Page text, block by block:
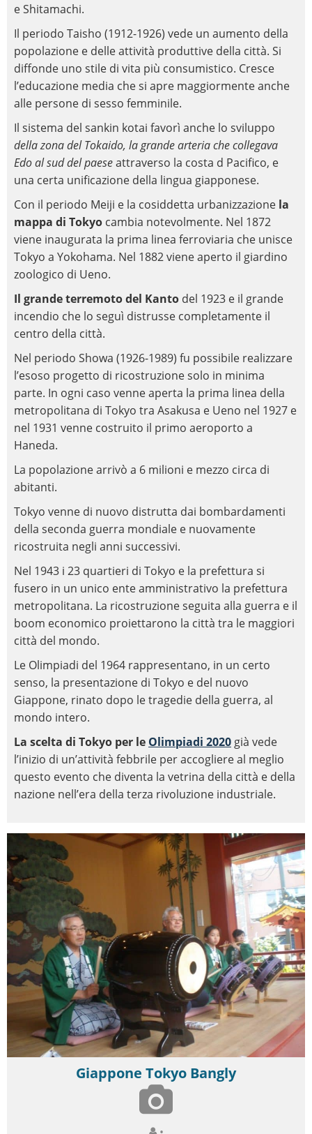
e Shitamachi.
Il periodo Taisho (1912-1926) vede un aumento della
popolazione e delle attività produttive della città. Si
diffonde uno stile di vita più consumistico. Cresce
l’educazione media che si apre maggiormente anche
alle persone di sesso femminile.
Il sistema del sankin kotai favorì anche lo sviluppo
della zona del Tokaido, la grande arteria che collegava
Edo al sud del paeseattraverso la costa d Pacifico, e
una certa unificazione della lingua giapponese.
Con il periodo Meiji e la cosiddetta urbanizzazione la
mappa di Tokyo cambia notevolmente. Nel 1872
viene inaugurata la prima linea ferroviaria che unisce
Tokyo a Yokohama. Nel 1882 viene aperto il giardino
zoologico di Ueno.
Il grande terremoto del Kanto del 1923 e il grande
incendio che lo seguì distrusse completamente il
centro della città.
Nel periodo Showa (1926-1989) fu possibile realizzare
l’esoso progetto di ricostruzione solo in minima
parte. In ogni caso venne aperta la prima linea della
metropolitana di Tokyo tra Asakusa e Ueno nel 1927 e
nel 1931 venne costruito il primo aeroporto a
Haneda.
La popolazione arrivò a 6 milioni e mezzo circa di
abitanti.
Tokyo venne di nuovo distrutta dai bombardamenti
della seconda guerra mondiale e nuovamente
ricostruita negli anni successivi.
Nel 1943 i 23 quartieri di Tokyo e la prefettura si
fusero in un unico ente amministrativo la prefettura
metropolitana. La ricostruzione seguita alla guerra e il
boom economico proiettarono la città tra le maggiori
città del mondo.
Le Olimpiadi del 1964 rappresentano, in un certo
senso, la presentazione di Tokyo e del nuovo
Giappone, rinato dopo le tragedie della guerra, al
mondo intero.
La scelta di Tokyo per le Olimpiadi 2020 già vede
l’inizio di un’attività febbrile per accogliere al meglio
questo evento che diventa la vetrina della città e della
nazione nell’era della terza rivoluzione industriale.
Giappone Tokyo Bangly